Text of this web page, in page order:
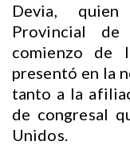
Devia,
Provincial
comienzo de
presentó en la
tanto a la
de congresal
Unidos.